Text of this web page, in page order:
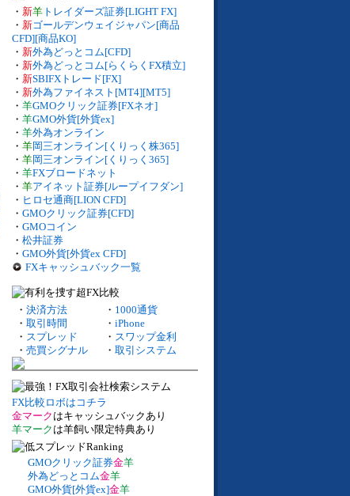
・ 新羊 トレイダーズ証券[LIGHT FX]
・ 新ゴールデンウェイジャパン[商品
CFD][商品KO]
・ 新外為どっとコム[CFD]
・ 新外為どっとコム[らくらくFX積立]
・ 新SBIFXトレード[FX]
・ 新外為ファイネスト[MT4][MT5]
・ 羊GMOクリック証券[FXネオ]
・ 羊GMO外貨[外貨ex]
・ 羊外為オンライン
・ 羊岡三オンライン[くりっく株365]
・ 羊岡三オンライン[くりっく365]
・ 羊FXブロードネット
・ 羊アイネット証券[ループイフダン]
・ ヒロセ通商[LION CFD]
・ GMOクリック証券[CFD]
・ GMOコイン
・ 松井証券
・ GMO外貨[外貨ex CFD]
FXキャッシュバック一覧
・ 決済方法 ・ 1000通貨
・ 取引時間 ・ iPhone
・ スプレッド ・ スワップ金利
・ 売買シグナル ・ 取引システム
FX比較ロボはコチラ
金マーク はキャッシュバックあり
羊マーク は羊飼い限定特典あり
GMOクリック証券金羊
外為どっとコム金羊
GMO外貨[外貨ex]金羊